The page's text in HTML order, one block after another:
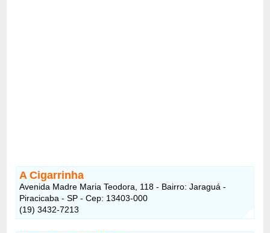
A Cigarrinha
Avenida Madre Maria Teodora, 118 - Bairro: Jaraguá -
Piracicaba - SP - Cep: 13403-000
(19) 3432-7213